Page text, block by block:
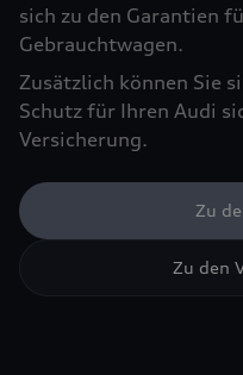
sich zu den Garantien
Gebrauchtwagen.
Zusätzlich können Sie
Schutz für Ihren Audi
Versicherung.
Zu
Zu den